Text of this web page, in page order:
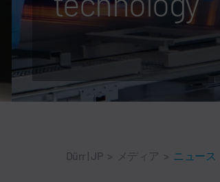
Dürr | JP > メディア > ニュース